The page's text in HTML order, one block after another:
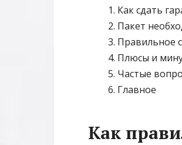
Как сдать
Пакет
Правильное
Плюсы и
Частые
Главное
Как